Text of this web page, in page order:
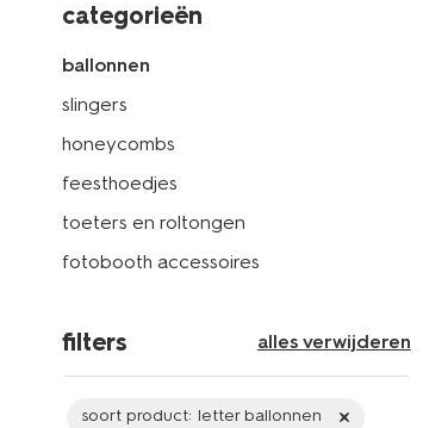
categorieën
ballonnen
slingers
honeycombs
feesthoedjes
toeters en roltongen
fotobooth accessoires
filters alles verwijderen
soort product: letter ballonnen